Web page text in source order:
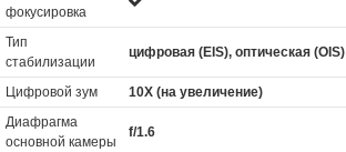
фокусировка
Тип
стабилизации
цифровая (EIS), оптическая (OIS)
Цифровой зум
10X (на увеличение)
Диафрагма
основной камеры
f/1.6